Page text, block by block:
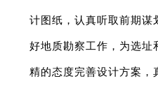
计图纸，认真听取前期谋
好地质勘察工作，为选址
精的态度完善设计方案，